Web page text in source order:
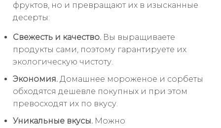
фруктов, но и превращают их в изысканные
десерты:
Свежесть и качество. Вы выращиваете
продукты сами, поэтому гарантируете их
экологическую чистоту.
Экономия. Домашнее мороженое и сорбеты
обходятся дешевле покупных и при этом
превосходят их по вкусу.
Уникальные вкусы. Можно